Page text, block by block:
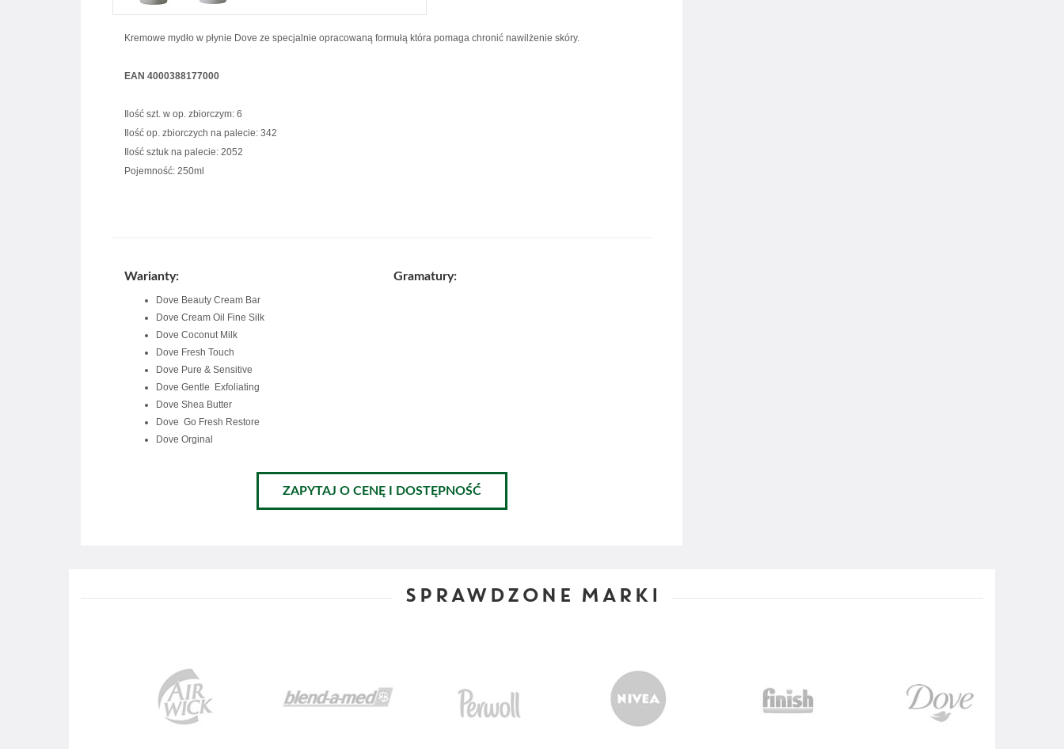
Kremowe mydło w płynie Dove ze specjalnie opracowaną formułą która pomaga chronić nawilżenie skóry.
EAN 4000388177000
Ilość szt. w op. zbiorczym: 6
Ilość op. zbiorczych na palecie: 342
Ilość sztuk na palecie: 2052
Pojemność: 250ml
Warianty:
Dove Beauty Cream Bar
Dove Cream Oil Fine Silk
Dove Coconut Milk
Dove Fresh Touch
Dove Pure & Sensitive
Dove Gentle Exfoliating
Dove Shea Butter
Dove Go Fresh Restore
Dove Orginal
Gramatury:
ZAPYTAJ O CENĘ I DOSTĘPNOŚĆ
SPRAWDZONE MARKI